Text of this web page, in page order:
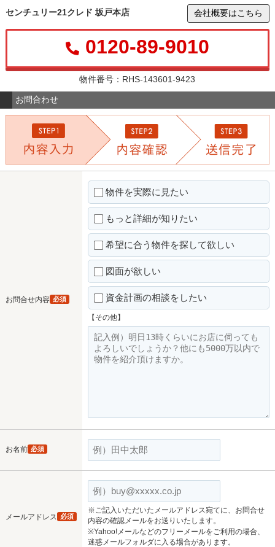
センチュリー21クレド 坂戸本店 会社概要はこちら
0120-89-9010
物件番号：RHS-143601-9423
お問合わせ
お問合せ内容 必須
物件を実際に見たい
もっと詳細が知りたい
希望に合う物件を探して欲しい
図面が欲しい
資金計画の相談をしたい
【その他】
お名前 必須
メールアドレス 必須
※ご記入いただいたメールアドレス宛てに、お問合せ
内容の確認メールをお送りいたします。
※Yahoo!メールなどのフリーメールをご利用の場合、
迷惑メールフォルダに入る場合があります。